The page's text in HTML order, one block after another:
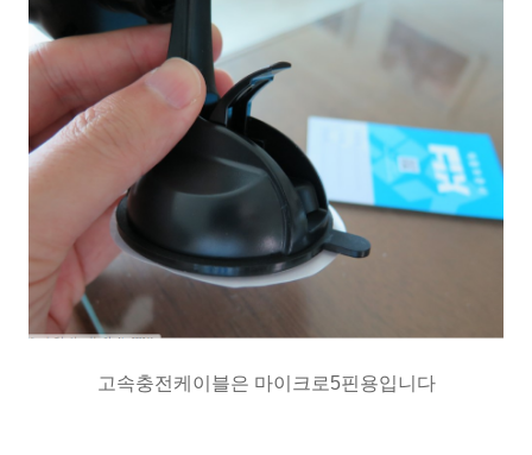
고속충전케이블은 마이크로5핀용입니다